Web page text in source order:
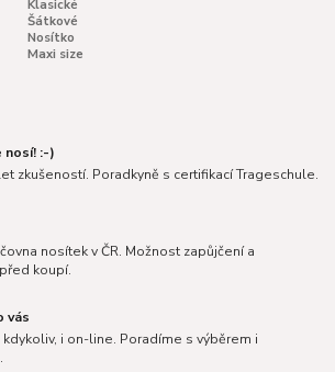
Klasické
Šátkové
Nosítko
Maxi size
nosí! :-)
zkušeností. Poradkyně s certifikací Trageschule.
nosítek v ČR. Možnost zapůjčení a
koupí.
vás
i on-line. Poradíme s výběrem i